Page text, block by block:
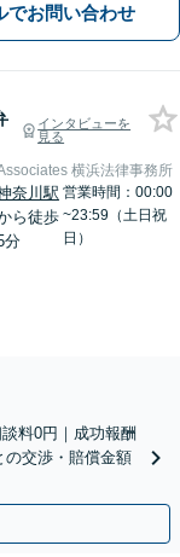
でお問い合わせ
インタビューを
見る
横浜法律事務所
奈川駅
ら徒歩
分
営業時間：00:00
~23:59（土日祝
日）
料0円｜成功報酬
の交渉・賠償金額